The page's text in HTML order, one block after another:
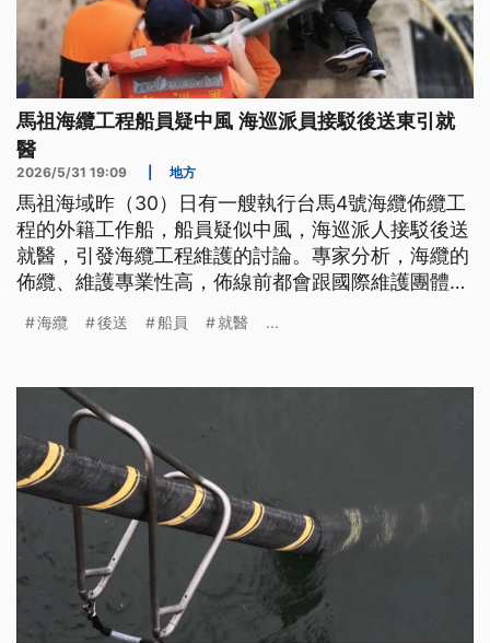
馬祖海纜工程船員疑中風 海巡派員接駁後送東引就
醫
2026/5/31 19:09 地方
馬祖海域昨（30）日有一艘執行台馬4號海纜佈纜工
程的外籍工作船，船員疑似中風，海巡派人接駁後送
就醫，引發海纜工程維護的討論。專家分析，海纜的
佈纜、維護專業性高，佈線前都會跟國際維護團體先
大。
海纜 後送 船員 就醫 ...